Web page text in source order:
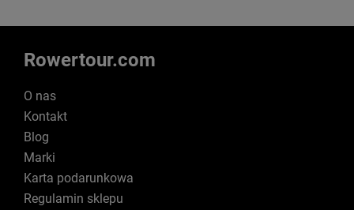
Rowertour.com
O nas
Kontakt
Blog
Marki
Karta podarunkowa
Regulamin sklepu